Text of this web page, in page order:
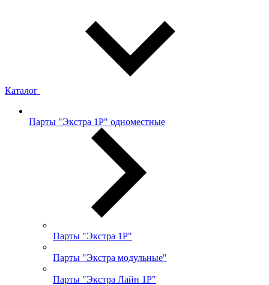
Каталог
Парты "Экстра 1Р" одноместные
Парты "Экстра 1Р"
Парты "Экстра модульные"
Парты "Экстра Лайн 1Р"